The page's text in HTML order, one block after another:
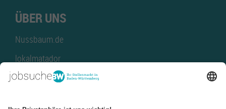
ÜBER UNS
Nussbaum.de
lokalmatador
kaufinBW